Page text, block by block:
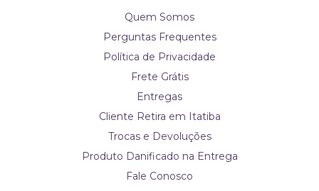
Quem Somos
Perguntas Frequentes
Política de Privacidade
Frete Grátis
Entregas
Cliente Retira em Itatiba
Trocas e Devoluções
Produto Danificado na Entrega
Fale Conosco